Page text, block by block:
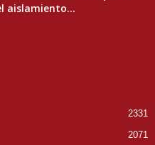
aislamiento...
2331
2071